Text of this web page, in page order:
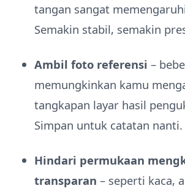
tangan sangat
Semakin stabil, semakin
Ambil foto referensi –
memungkinkan kamu
tangkapan layar hasil
Simpan untuk catatan nanti.
Hindari permukaan
transparan – seperti kaca,